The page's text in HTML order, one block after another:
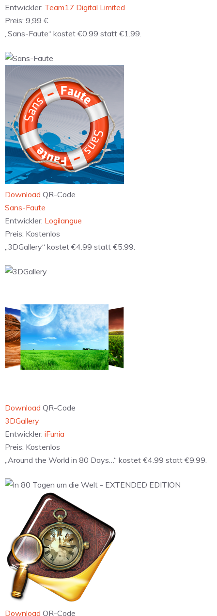
Entwickler: Team17 Digital Limited
Preis: 9,99 €
„Sans-Faute“ kostet €0.99 statt €1.99.
Download QR-Code
Sans-Faute
Entwickler: Logilangue
Preis: Kostenlos
„3DGallery“ kostet €4.99 statt €5.99.
Download QR-Code
‎3DGallery
Entwickler: iFunia
Preis: Kostenlos
„Around the World in 80 Days…“ kostet €4.99 statt €9.99.
Download QR-Code